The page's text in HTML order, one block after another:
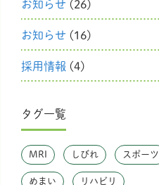
お知らせ (26)
お知らせ (16)
採用情報 (4)
タグ一覧
MRI しびれ スポーツ
めまい リハビリ